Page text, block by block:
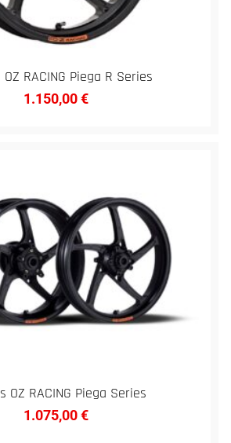
RACING Piega R Series
1.150,00€
OZ RACING Piega Series
1.075,00€